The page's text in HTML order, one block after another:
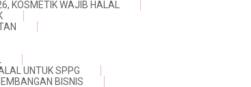
KOSMETIK WAJIB HALAL
UNTUK SPPG
BISNIS